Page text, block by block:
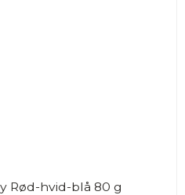
Rød-hvid-blå 80 g